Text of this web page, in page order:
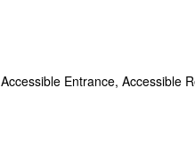
Accessible Entrance, Accessible